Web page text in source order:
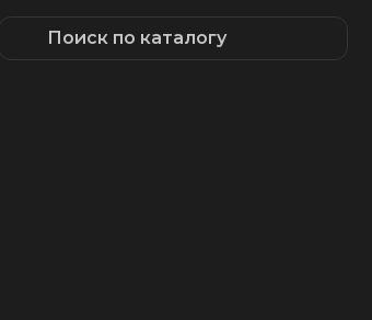
Поиск по каталогу